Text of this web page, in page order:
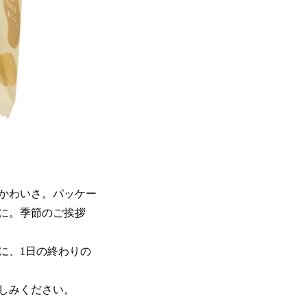
わいさ。パッケー
。季節のご挨拶
、1日の終わりの
ください。